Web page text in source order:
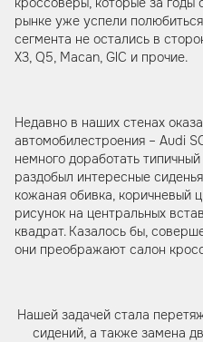
рынке уже успели
сегмента не остались в
X3, Q5, Macan, GlC и прочие.
Недавно в наших стенах
автомобилестроения – Audi
немного доработать
раздобыл интересные
кожаная обивка, коричневый
рисунок на центральных
квадрат. Казалось бы,
они преображают салон
Нашей задачей стала
сидений, а также замена